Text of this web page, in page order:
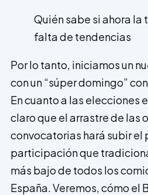
Quién sabe si ahora la
falta de tendencias
Por lo tanto, iniciamos un
con un “súper domingo”
En cuanto a las elecciones
claro que el arrastre de las
convocatorias hará subir el
participación que
más bajo de todos los
España. Veremos, cómo el